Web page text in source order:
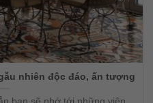
nhiên độc đáo, ấn tượng